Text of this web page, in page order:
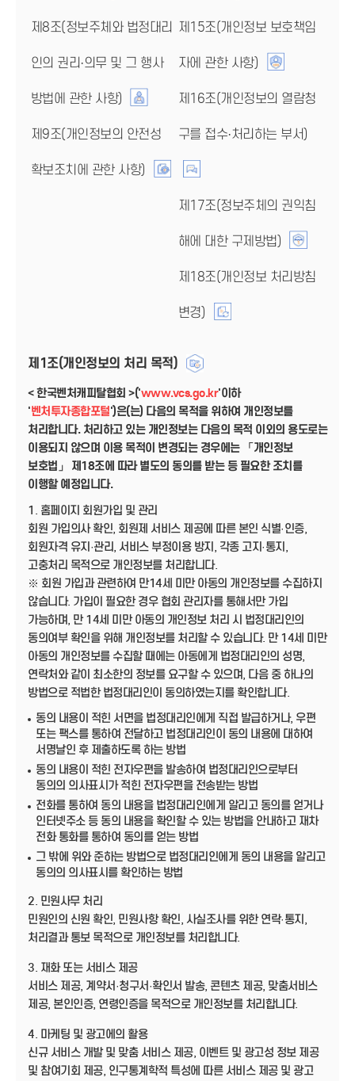
제8조(정보주체와 법정대리
인의 권리·의무 및 그 행사
방법에 관한 사항)
제9조(개인정보의 안전성
확보조치에 관한 사항)
제15조(개인정보 보호책임
자에 관한 사항)
제16조(개인정보의 열람청
구를 접수·처리하는 부서)
제17조(정보주체의 권익침
해에 대한 구제방법)
제18조(개인정보 처리방침
변경)
제1조(개인정보의 처리 목적)
< 한국벤처캐피탈협회 >('www.vcs.go.kr'이하
'벤처투자종합포털')은(는) 다음의 목적을 위하여 개인정보를
처리합니다. 처리하고 있는 개인정보는 다음의 목적 이외의 용도로는
이용되지 않으며 이용 목적이 변경되는 경우에는 「개인정보
보호법」 제18조에 따라 별도의 동의를 받는 등 필요한 조치를
이행할 예정입니다.
1. 홈페이지 회원가입 및 관리
회원 가입의사 확인, 회원제 서비스 제공에 따른 본인 식별·인증,
회원자격 유지·관리, 서비스 부정이용 방지, 각종 고지·통지,
고충처리 목적으로 개인정보를 처리합니다.
※ 회원 가입과 관련하여 만14세 미만 아동의 개인정보를 수집하지
않습니다. 가입이 필요한 경우 협회 관리자를 통해서만 가입
가능하며, 만 14세 미만 아동의 개인정보 처리 시 법정대리인의
동의여부 확인을 위해 개인정보를 처리할 수 있습니다. 만 14세 미만
아동의 개인정보를 수집할 때에는 아동에게 법정대리인의 성명,
연락처와 같이 최소한의 정보를 요구할 수 있으며, 다음 중 하나의
방법으로 적법한 법정대리인이 동의하였는지를 확인합니다.
동의 내용이 적힌 서면을 법정대리인에게 직접 발급하거나, 우편
또는 팩스를 통하여 전달하고 법정대리인이 동의 내용에 대하여
서명날인 후 제출하도록 하는 방법
동의 내용이 적힌 전자우편을 발송하여 법정대리인으로부터
동의의 의사표시가 적힌 전자우편을 전송받는 방법
전화를 통하여 동의 내용을 법정대리인에게 알리고 동의를 얻거나
인터넷주소 등 동의 내용을 확인할 수 있는 방법을 안내하고 재차
전화 통화를 통하여 동의를 얻는 방법
그 밖에 위와 준하는 방법으로 법정대리인에게 동의 내용을 알리고
동의의 의사표시를 확인하는 방법
2. 민원사무 처리
민원인의 신원 확인, 민원사항 확인, 사실조사를 위한 연락·통지,
처리결과 통보 목적으로 개인정보를 처리합니다.
3. 재화 또는 서비스 제공
서비스 제공, 계약서·청구서·확인서 발송, 콘텐츠 제공, 맞춤서비스
제공, 본인인증, 연령인증을 목적으로 개인정보를 처리합니다.
4. 마케팅 및 광고에의 활용
신규 서비스 개발 및 맞춤 서비스 제공, 이벤트 및 광고성 정보 제공
및 참여기회 제공, 인구통계학적 특성에 따른 서비스 제공 및 광고